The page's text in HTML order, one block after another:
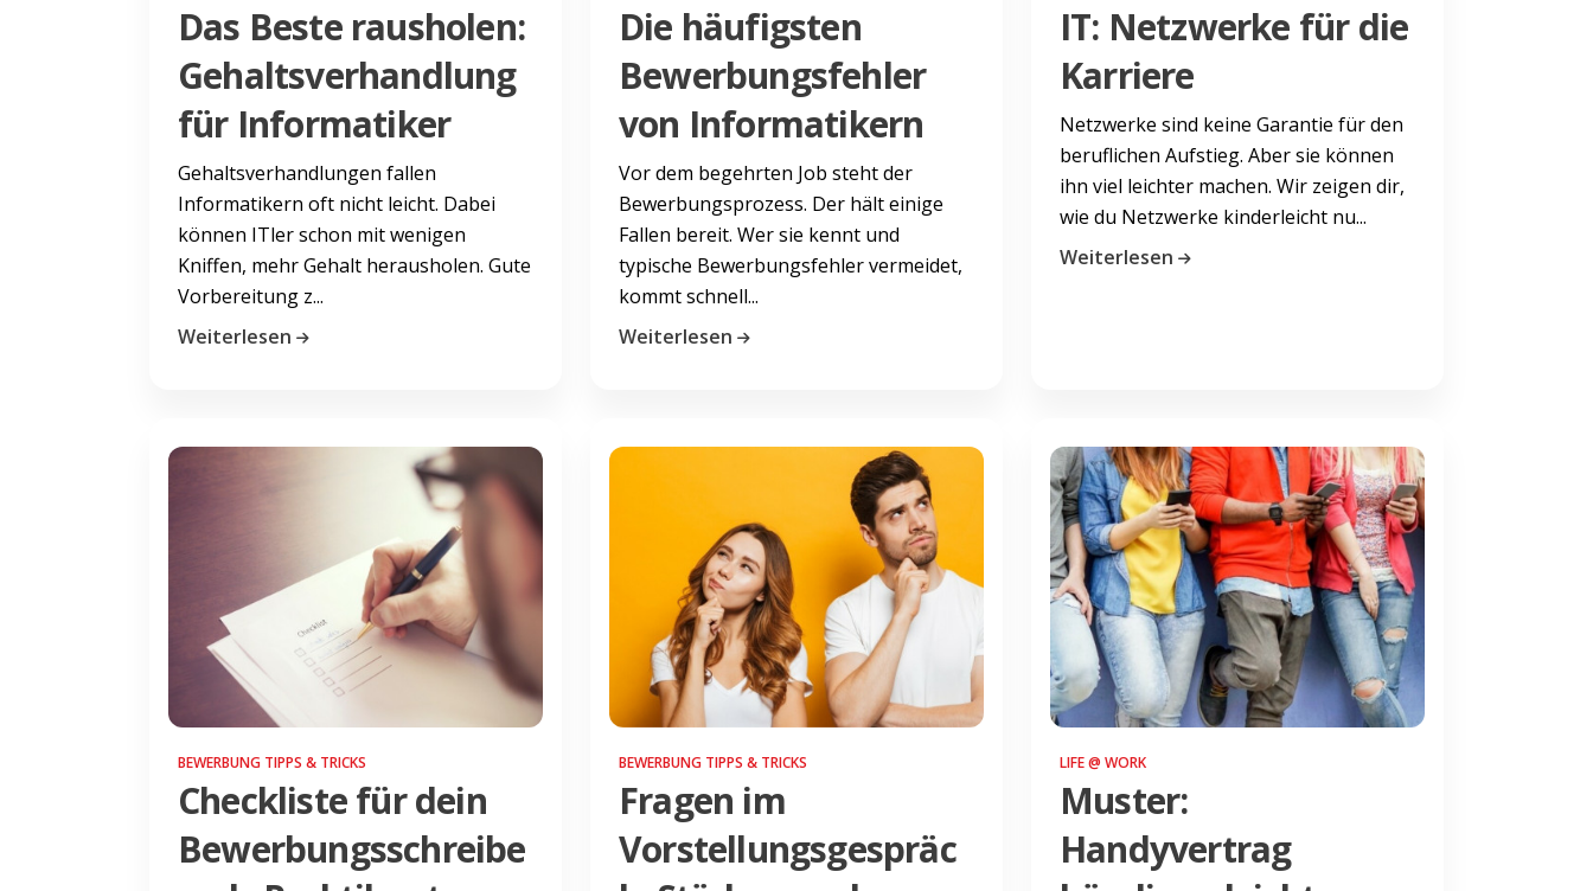
Das Beste rausholen:
Gehaltsverhandlung
für Informatiker
Gehaltsverhandlungen fallen
Informatikern oft nicht leicht. Dabei
können ITler schon mit wenigen
Kniffen, mehr Gehalt herausholen. Gute
Vorbereitung z...
Weiterlesen
Die häufigsten
Bewerbungsfehler
von Informatikern
Vor dem begehrten Job steht der
Bewerbungsprozess. Der hält einige
Fallen bereit. Wer sie kennt und
typische Bewerbungsfehler vermeidet,
kommt schnell...
Weiterlesen
IT: Netzwerke für die
Karriere
Netzwerke sind keine Garantie für den
beruflichen Aufstieg. Aber sie können
ihn viel leichter machen. Wir zeigen dir,
wie du Netzwerke kinderleicht nu...
Weiterlesen
BEWERBUNG TIPPS & TRICKS
Checkliste für dein
Bewerbungsschreibe
BEWERBUNG TIPPS & TRICKS
Fragen im
Vorstellungsgespräc
LIFE @ WORK
Muster:
Handyvertrag